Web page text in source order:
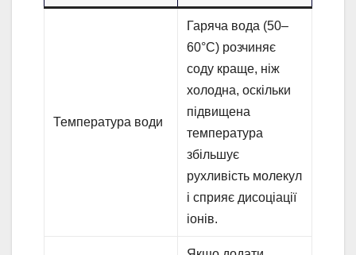
Температура води
Гаряча вода (50–
60°C) розчиняє
соду краще, ніж
холодна, оскільки
підвищена
температура
збільшує
рухливість молекул
і сприяє дисоціації
іонів.